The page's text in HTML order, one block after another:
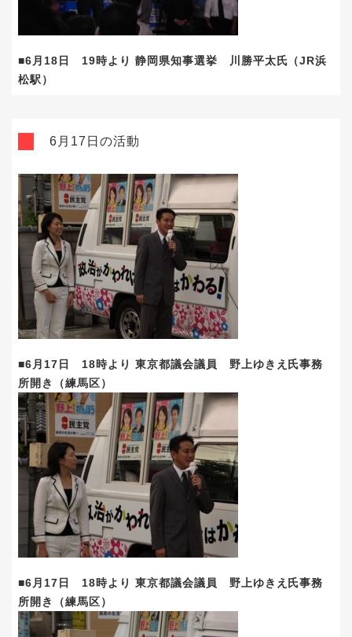
■6月18日 19時より 静岡県知事選挙 川勝平太氏（JR浜
松駅）
6月17日の活動
■6月17日 18時より 東京都議会議員 野上ゆきえ氏事務
所開き（練馬区）
■6月17日 18時より 東京都議会議員 野上ゆきえ氏事務
所開き（練馬区）